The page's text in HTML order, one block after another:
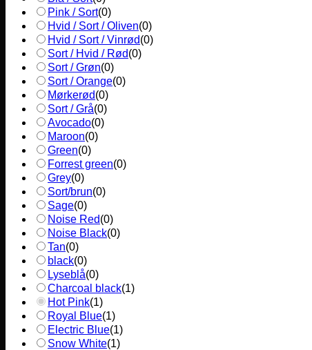
Pink / Sort(0)
Hvid / Sort / Oliven(0)
Hvid / Sort / Vinrød(0)
Sort / Hvid / Rød(0)
Sort / Grøn(0)
Sort / Orange(0)
Mørkerød(0)
Sort / Grå(0)
Avocado(0)
Maroon(0)
Green(0)
Forrest green(0)
Grey(0)
Sort/brun(0)
Sage(0)
Noise Red(0)
Noise Black(0)
Tan(0)
black(0)
Lyseblå(0)
Charcoal black(1)
Hot Pink(1)
Royal Blue(1)
Electric Blue(1)
Snow White(1)